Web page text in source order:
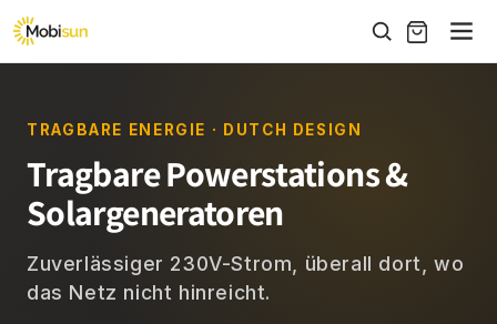
zum
Inhalt
TRAGBARE ENERGIE · DUTCH DESIGN
Tragbare Powerstations &
Solargeneratoren
Zuverlässiger 230V-Strom, überall dort, wo
das Netz nicht hinreicht.